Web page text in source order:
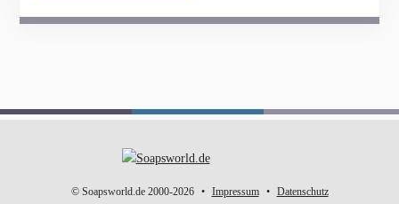
© Soapsworld.de 2000-2026 Impressum Datenschutz